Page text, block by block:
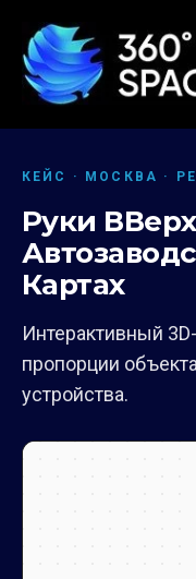
КЕЙС · МОСКВА ·
Руки
Картах
Интерактивный
пропорции
устройства.